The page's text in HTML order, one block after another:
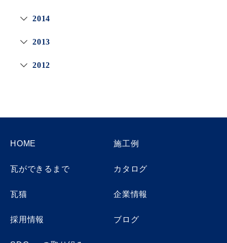
2014
2013
2012
HOME 施工例
瓦ができるまで カタログ
瓦猫 企業情報
採用情報 ブログ